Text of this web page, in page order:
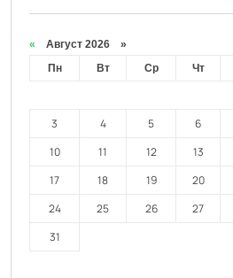
« Август 2026 »
Пн
Вт Ср Чт
3
4 5 6
10
11 12 13
17
18 19 20
24
25 26 27
31